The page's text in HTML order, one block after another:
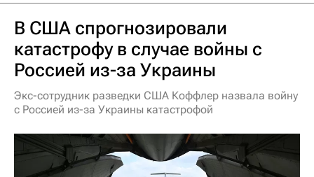
В США спрогнозировали
катастрофу в случае войны с
Россией из-за Украины
Экс-сотрудник разведки США Коффлер назвала войну
с Россией из-за Украины катастрофой